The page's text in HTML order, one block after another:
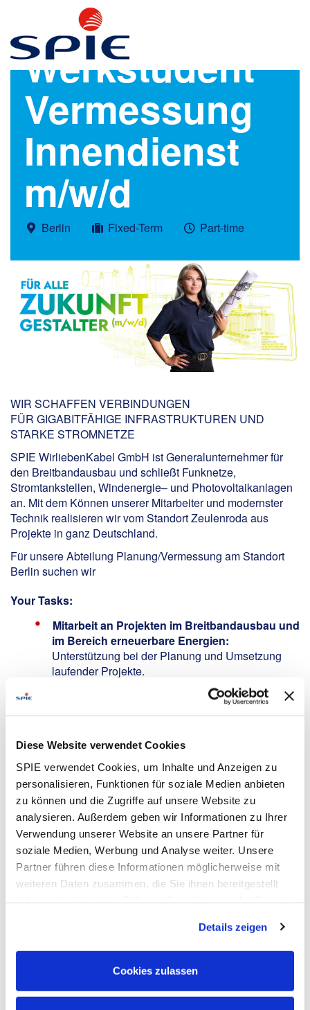
Diese Website verwendet Cookies
SPIE verwendet Cookies, um Inhalte und Anzeigen zu
personalisieren, Funktionen für soziale Medien anbieten
zu können und die Zugriffe auf unsere Website zu
analysieren. Außerdem geben wir Informationen zu Ihrer
Verwendung unserer Website an unsere Partner für
soziale Medien, Werbung und Analyse weiter. Unsere
Partner führen diese Informationen möglicherweise mit
weiteren Daten zusammen, die Sie ihnen bereitgestellt
Verarbeitung Ihrer Daten in den USA ein. Alle weiteren
Informationen zu Cookies finden Sie in unseren
Datenschutzhinweisen.
Details zeigen
Cookies zulassen
Werkstudent
Vermessung
Innendienst
m/w/d
Berlin Fixed-Term Part-time
WIR SCHAFFEN VERBINDUNGEN
FÜR GIGABITFÄHIGE INFRASTRUKTUREN UND
STARKE STROMNETZE
SPIE WirliebenKabel GmbH ist Generalunternehmer für
den Breitbandausbau und schließt Funknetze,
Stromtankstellen, Windenergie– und Photovoltaikanlagen
an. Mit dem Können unserer Mitarbeiter und modernster
Technik realisieren wir vom Standort Zeulenroda aus
Projekte in ganz Deutschland.
Für unsere Abteilung Planung/Vermessung am Standort
Berlin suchen wir
Your Tasks:
Mitarbeit an Projekten im Breitbandausbau und
im Bereich erneuerbare Energien:
Unterstützung bei der Planung und Umsetzung
laufender Projekte.
Aufbereitung, Auswertung und
Weiterverarbeitung von Vermessungsdaten:
Analyse und strukturierte Verarbeitung relevanter
Dokumentation von Infrastrukturen mithilfe
verschiedener Softwarelösungen.
Abstimmung mit Vermessungsaußendienst
und Bauleitung:Enge Zusammenarbeit zur
Sicherstellung eines reibungslosen
Projektablaufs.
Your Profile:
Studienfach:Vermessung,
Geodäsie/Geoinformation, Bauingenieurwesen
oder vergleichbare Fachrichtung.
Softwarekenntnisse:Gute Kenntnisse in
AutoCAD, GEOgraf, QGIS oder ähnlichen